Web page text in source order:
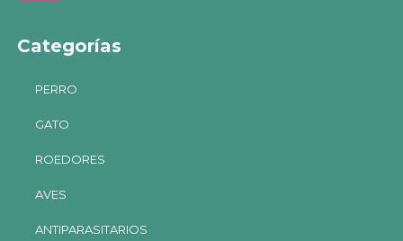
Categorías
PERRO
GATO
ROEDORES
AVES
ANTIPARASITARIOS